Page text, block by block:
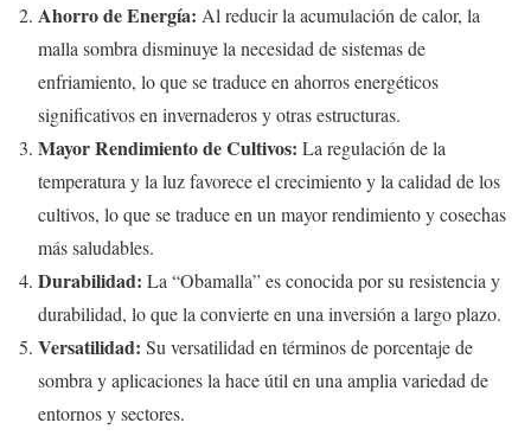
Ahorro de Energía: Al reducir la acumulación de calor, la
malla sombra disminuye la necesidad de sistemas de
enfriamiento, lo que se traduce en ahorros energéticos
significativos en invernaderos y otras estructuras.
Mayor Rendimiento de Cultivos: La regulación de la
temperatura y la luz favorece el crecimiento y la calidad de los
cultivos, lo que se traduce en un mayor rendimiento y cosechas
más saludables.
Durabilidad: La “Obamalla” es conocida por su resistencia y
durabilidad, lo que la convierte en una inversión a largo plazo.
Versatilidad: Su versatilidad en términos de porcentaje de
sombra y aplicaciones la hace útil en una amplia variedad de
entornos y sectores.